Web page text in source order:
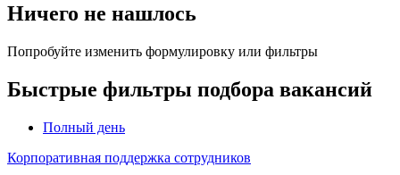
Ничего не нашлось
Попробуйте изменить формулировку или фильтры
Быстрые фильтры подбора вакансий
Полный день
Корпоративная поддержка сотрудников